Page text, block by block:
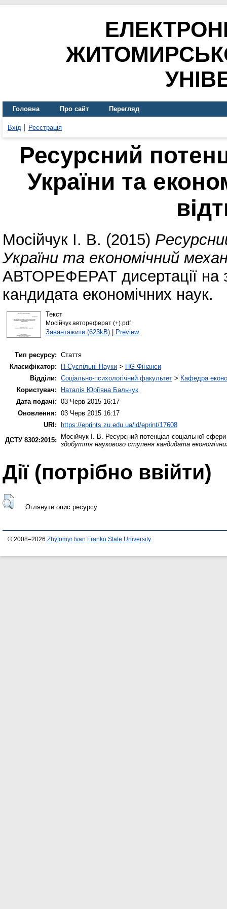
Головна Про сайт Перегляд
Вхід Реєстрація
Ресурсний
України та
Мосійчук І. В. (2015)
України та економічний
АВТОРЕФЕРАТ дисертації на
кандидата економічних наук.
Текст
Мосійчук автореферат (+).pdf
Завантажити (623kB)| Preview
Тип ресурсу: Стаття
Класифікатор:
H Суспільні Науки > HG Фінанси
Відділи: Соціально-психологічний факультет > Кафедра
Користувач:
Наталія Юріївна Бальчук
Дата подачі: 03 Черв 2015 16:17
Оновлення: 03 Черв 2015 16:17
URI:
https://eprints.zu.edu.ua/id/eprint/17608
ДСТУ 8302:2015:
Мосійчук І. В. Ресурсний потенціал соціальної
здобуття наукового ступеня кандидата
Дії ​​(потрібно ввійти)
Оглянути опис ресурсу
© 2008–2026 Zhytomyr Ivan Franko State University